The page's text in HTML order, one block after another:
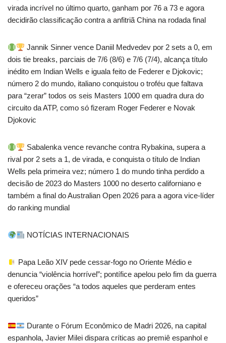
virada incrível no último quarto, ganham por 76 a 73 e agora
decidirão classificação contra a anfitriã China na rodada final
Jannik Sinner vence Daniil Medvedev por 2 sets a 0, em
dois tie breaks, parciais de 7/6 (8/6) e 7/6 (7/4), alcança título
inédito em Indian Wells e iguala feito de Federer e Djokovic;
número 2 do mundo, italiano conquistou o troféu que faltava
para “zerar” todos os seis Masters 1000 em quadra dura do
circuito da ATP, como só fizeram Roger Federer e Novak
Djokovic
Sabalenka vence revanche contra Rybakina, supera a
rival por 2 sets a 1, de virada, e conquista o título de Indian
Wells pela primeira vez; número 1 do mundo tinha perdido a
decisão de 2023 do Masters 1000 no deserto californiano e
também a final do Australian Open 2026 para a agora vice-líder
do ranking mundial
NOTÍCIAS INTERNACIONAIS
Papa Leão XIV pede cessar-fogo no Oriente Médio e
denuncia “violência horrível”; pontífice apelou pelo fim da guerra
e ofereceu orações “a todos aqueles que perderam entes
queridos”
Durante o Fórum Econômico de Madri 2026, na capital
espanhola, Javier Milei dispara críticas ao premiê espanhol e